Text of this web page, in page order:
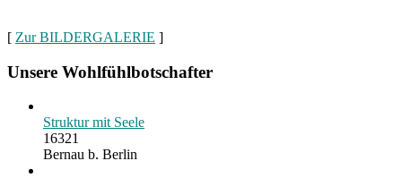
[ Zur BILDERGALERIE ]
Unsere Wohlfühlbotschafter
Struktur mit Seele
16321
Bernau b. Berlin